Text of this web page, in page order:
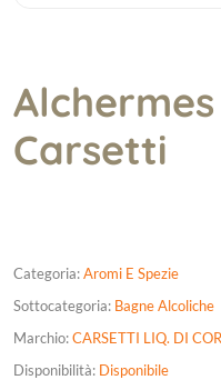
Carsetti
Categoria:Aromi E Spezie
Sottocategoria: Bagne Alcoliche
Marchio:CARSETTI LIQ. DI
Disponibilità: Disponibile